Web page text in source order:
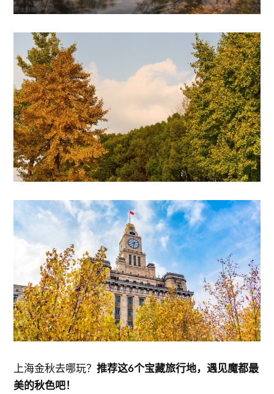
上海金秋去哪玩？推荐这6个宝藏旅行地，遇见魔都最
美的秋色吧！